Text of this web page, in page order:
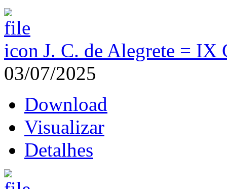
J. C. de Alegrete = IX
03/07/2025
Download
Visualizar
Detalhes